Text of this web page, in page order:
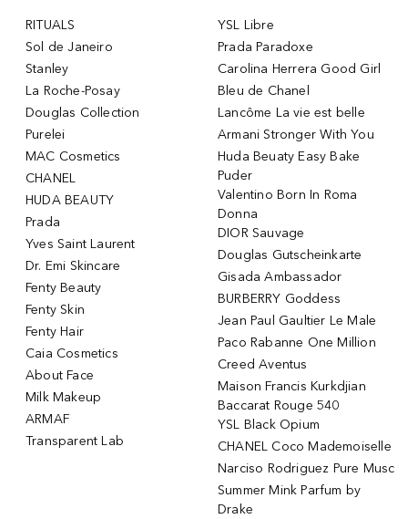
RITUALS
Sol de Janeiro
Stanley
La Roche-Posay
Douglas Collection
Purelei
MAC Cosmetics
CHANEL
HUDA BEAUTY
Prada
Yves Saint Laurent
Dr. Emi Skincare
Fenty Beauty
Fenty Skin
Fenty Hair
Caia Cosmetics
About Face
Milk Makeup
ARMAF
Transparent Lab
YSL Libre
Prada Paradoxe
Carolina Herrera Good Girl
Bleu de Chanel
Lancôme La vie est belle
Armani Stronger With You
Huda Beuaty Easy Bake
Puder
Valentino Born In Roma
Donna
DIOR Sauvage
Douglas Gutscheinkarte
Gisada Ambassador
BURBERRY Goddess
Jean Paul Gaultier Le Male
Paco Rabanne One Million
Creed Aventus
Maison Francis Kurkdjian
Baccarat Rouge 540
YSL Black Opium
CHANEL Coco Mademoiselle
Narciso Rodriguez Pure Musc
Summer Mink Parfum by
Drake